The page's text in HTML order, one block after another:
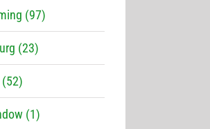
(97)
(23)
(52)
(1)